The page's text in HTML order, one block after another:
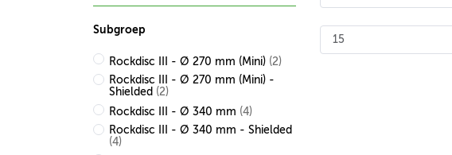
Subgroep
Rockdisc III - Ø 270 mm (Mini) (2)
Rockdisc III - Ø 270 mm (Mini) -
Shielded (2)
Rockdisc III - Ø 340 mm (4)
Rockdisc III - Ø 340 mm - Shielded
(4)